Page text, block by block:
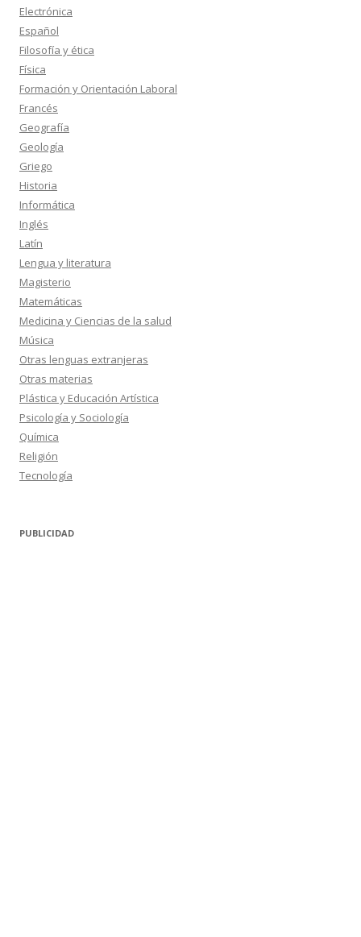
Electrónica
Español
Filosofía y ética
Física
Formación y Orientación Laboral
Francés
Geografía
Geología
Griego
Historia
Informática
Inglés
Latín
Lengua y literatura
Magisterio
Matemáticas
Medicina y Ciencias de la salud
Música
Otras lenguas extranjeras
Otras materias
Plástica y Educación Artística
Psicología y Sociología
Química
Religión
Tecnología
PUBLICIDAD